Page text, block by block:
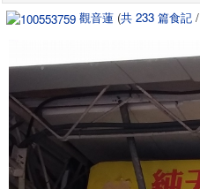
觀音蓮 (共 233 篇食記